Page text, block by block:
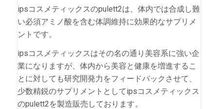
ipsコスメティックスのpulett2は、体内では合成し難
い必須アミノ酸を含む体調維持に効果的なサプリメ
ントです。
ipsコスメティックスはその名の通り美容系に強い企
業になりますが、体内から美容と健康を増進するこ
とに対しても研究開発力をフィードバックさせて、
少数精鋭のサプリメントとしてipsコスメティックス
のpulett2を製造販売しております。